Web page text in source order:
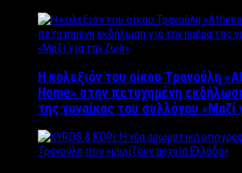
Η κολεξιόν του οίκου Τρανούλη
Home» στην πετυχημένη
της γυναίκας του συλλόγου «Μαζί